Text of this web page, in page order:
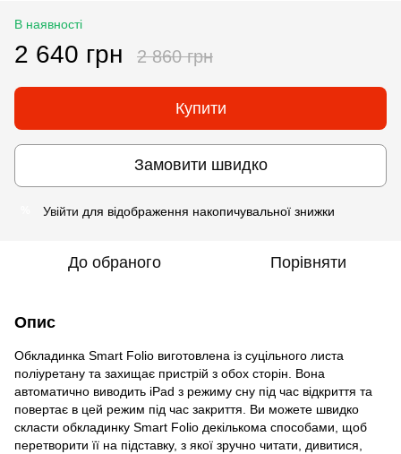
В наявності
2 640 грн 2 860 грн
Купити
Замовити швидко
Увійти для відображення накопичувальної знижки
До обраного Порівняти
Опис
Обкладинка Smart Folio виготовлена із суцільного листа
поліуретану та захищає пристрій з обох сторін. Вона
автоматично виводить iPad з режиму сну під час відкриття та
повертає в цей режим під час закриття. Ви можете швидко
скласти обкладинку Smart Folio декількома способами, щоб
перетворити її на підставку, з якої зручно читати, дивитися,